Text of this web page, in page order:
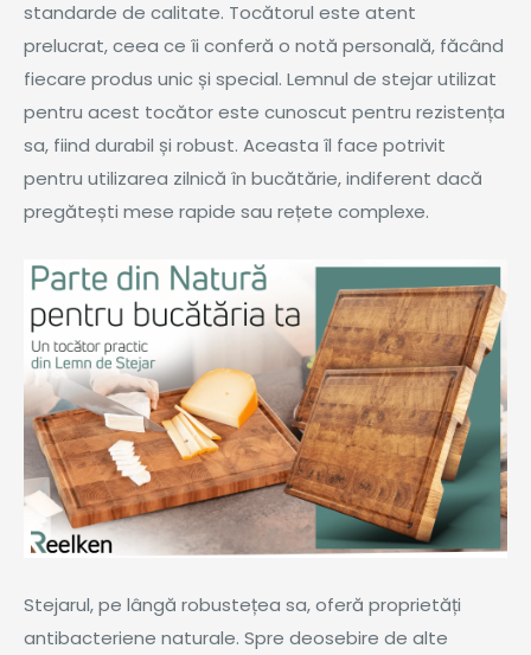
standarde de calitate. Tocătorul este atent
prelucrat, ceea ce îi conferă o notă personală, făcând
fiecare produs unic și special. Lemnul de stejar utilizat
pentru acest tocător este cunoscut pentru rezistența
sa, fiind durabil și robust. Aceasta îl face potrivit
pentru utilizarea zilnică în bucătărie, indiferent dacă
pregătești mese rapide sau rețete complexe.
Stejarul, pe lângă robustețea sa, oferă proprietăți
antibacteriene naturale. Spre deosebire de alte